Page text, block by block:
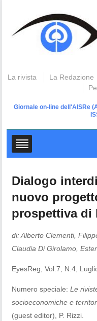
La rivista La Redazione
Giornale on-line dell'AISRe
Dialogo
nuovo
prospettiva di
di: Alberto Clementi,
Claudia Di Girolamo,
EyesReg, Vol.7, N.4,
Numero speciale:Le
socioeconomiche e
(guest editor), P. Rizzi.